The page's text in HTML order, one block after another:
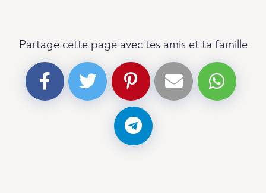
Partage cette page avec tes amis et ta famille